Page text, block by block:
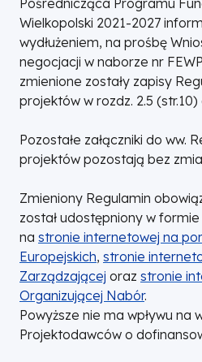
Wielkopolski 2021-2027
wydłużeniem, na prośbę
negocjacji w naborze nr
zmienione zostały zapisy
projektów w rozdz. 2.5 (str.10)
Pozostałe załączniki do ww.
projektów pozostają bez
Zmieniony Regulamin
został udostępniony w
na stronie internetowej na
Europejskich, stronie
Zarządzającej oraz stronie
Organizującej Nabór.
Powyższe nie ma wpływu na
Projektodawców o